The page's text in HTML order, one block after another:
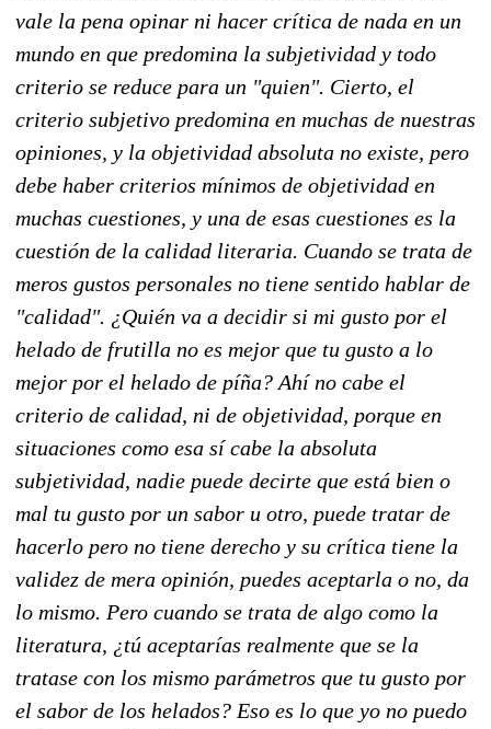
vale la pena opinar ni hacer crítica de nada en un
mundo en que predomina la subjetividad y todo
criterio se reduce para un "quien". Cierto, el
criterio subjetivo predomina en muchas de nuestras
opiniones, y la objetividad absoluta no existe, pero
debe haber criterios mínimos de objetividad en
muchas cuestiones, y una de esas cuestiones es la
cuestión de la calidad literaria. Cuando se trata de
meros gustos personales no tiene sentido hablar de
"calidad". ¿Quién va a decidir si mi gusto por el
helado de frutilla no es mejor que tu gusto a lo
mejor por el helado de píña? Ahí no cabe el
criterio de calidad, ni de objetividad, porque en
situaciones como esa sí cabe la absoluta
subjetividad, nadie puede decirte que está bien o
mal tu gusto por un sabor u otro, puede tratar de
hacerlo pero no tiene derecho y su crítica tiene la
validez de mera opinión, puedes aceptarla o no, da
lo mismo. Pero cuando se trata de algo como la
literatura, ¿tú aceptarías realmente que se la
tratase con los mismo parámetros que tu gusto por
el sabor de los helados? Eso es lo que yo no puedo